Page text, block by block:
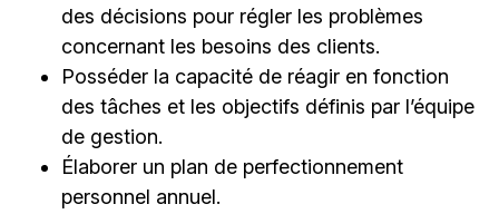
des décisions pour régler les problèmes
concernant les besoins des clients.
Posséder la capacité de réagir en fonction
des tâches et les objectifs définis par l’équipe
de gestion.
Élaborer un plan de perfectionnement
personnel annuel.